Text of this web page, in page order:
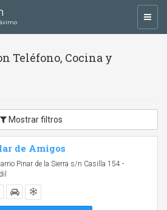
Teléfono, Cocina y
Mostrar filtros
de Amigos
Pinar de la Sierra s/n Casilla 154 -